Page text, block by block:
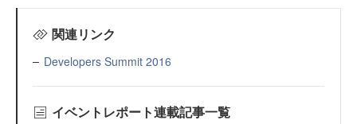
関連リンク
Developers Summit 2016
イベントレポート連載記事一覧